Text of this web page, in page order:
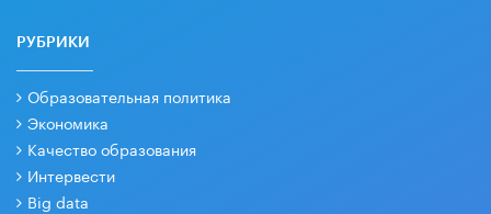
РУБРИКИ
Образовательная политика
Экономика
Качество образования
Интервести
Big data